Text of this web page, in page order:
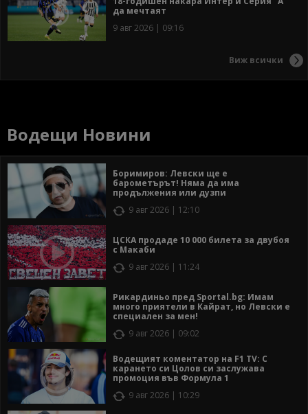
да мечтаят
9 авг 2026 | 09:16
Виж всички
Водещи Новини
Боримиров: Левски ще е
барометърът! Няма да има
продължения или дузпи
9 авг 2026 | 12:10
ЦСКА продаде 10 000 билета за двубоя
с Макаби
9 авг 2026 | 11:24
Рикардиньо пред Sportal.bg: Имам
много приятели в Кайрат, но Левски е
специален за мен!
9 авг 2026 | 09:02
Водещият коментатор на F1 TV: С
карането си Цолов си заслужава
промоция във Формула 1
9 авг 2026 | 10:29